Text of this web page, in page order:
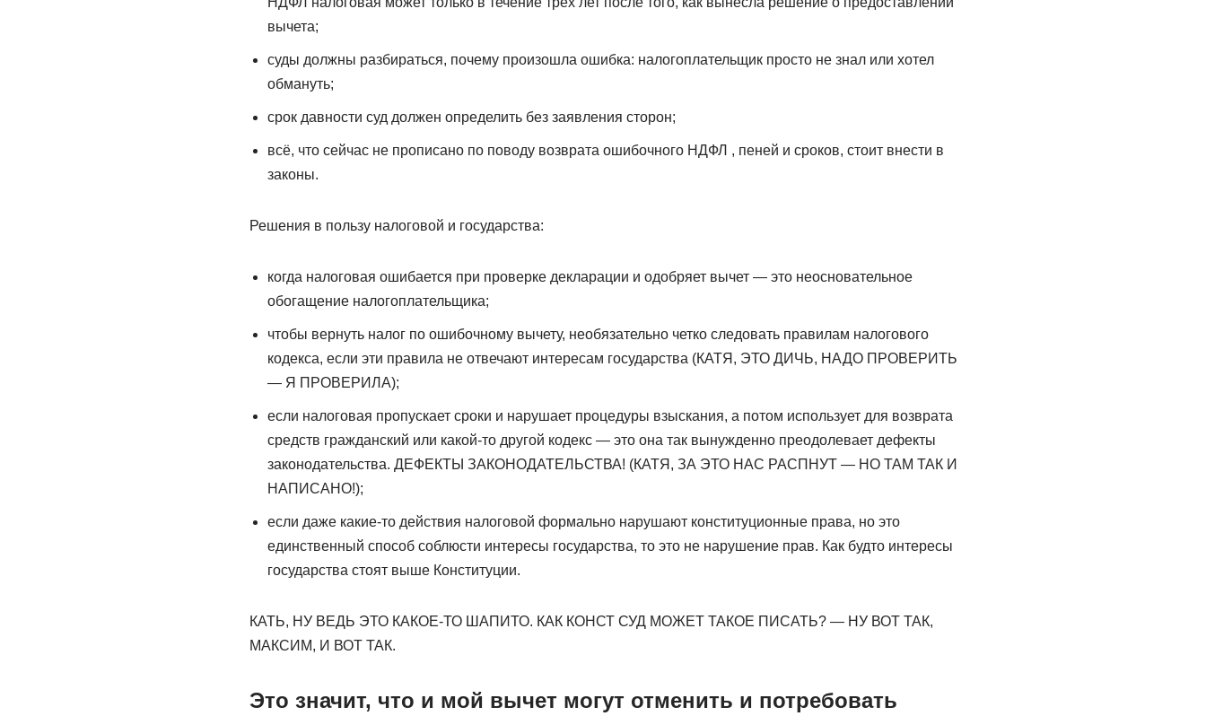
вычета;
суды должны разбираться, почему произошла ошибка: налогоплательщик просто не знал или хотел
обмануть;
срок давности суд должен определить без заявления сторон;
всё, что сейчас не прописано по поводу возврата ошибочного НДФЛ , пеней и сроков, стоит внести в
законы.
Решения в пользу налоговой и государства:
когда налоговая ошибается при проверке декларации и одобряет вычет — это неосновательное
обогащение налогоплательщика;
чтобы вернуть налог по ошибочному вычету, необязательно четко следовать правилам налогового
кодекса, если эти правила не отвечают интересам государства (КАТЯ, ЭТО ДИЧЬ, НАДО ПРОВЕРИТЬ
— Я ПРОВЕРИЛА);
если налоговая пропускает сроки и нарушает процедуры взыскания, а потом использует для возврата
средств гражданский или какой-то другой кодекс — это она так вынужденно преодолевает дефекты
законодательства. ДЕФЕКТЫ ЗАКОНОДАТЕЛЬСТВА! (КАТЯ, ЗА ЭТО НАС РАСПНУТ — НО ТАМ ТАК И
НАПИСАНО!);
если даже какие-то действия налоговой формально нарушают конституционные права, но это
единственный способ соблюсти интересы государства, то это не нарушение прав. Как будто интересы
государства стоят выше Конституции.
КАТЬ, НУ ВЕДЬ ЭТО КАКОЕ-ТО ШАПИТО. КАК КОНСТ СУД МОЖЕТ ТАКОЕ ПИСАТЬ? — НУ ВОТ ТАК,
МАКСИМ, И ВОТ ТАК.
Это значит, что и мой вычет могут отменить и потребовать